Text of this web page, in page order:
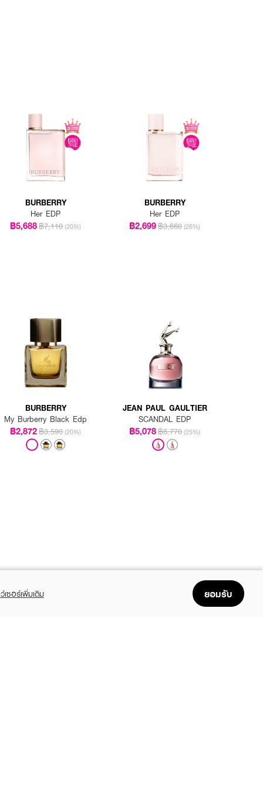
BURBERRY
Her EDP
฿5,688฿7,110 (20%)
BURBERRY
Her EDP
฿2,699฿3,660 (26%)
BURBERRY
My Burberry Black Edp
฿2,872฿3,590 (20%)
JEAN PAUL GAULTIER
SCANDAL EDP
฿5,078฿6,770 (25%)
เซอร์เพิ่มเติม ยอมรับ